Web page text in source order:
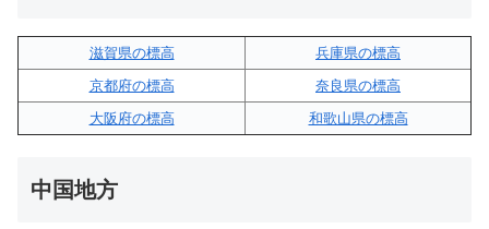
滋賀県の標高
兵庫県の標高
京都府の標高
奈良県の標高
大阪府の標高
和歌山県の標高
中国地方